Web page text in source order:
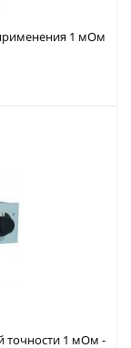
1 мОм
нулево
точности 1 мОм -